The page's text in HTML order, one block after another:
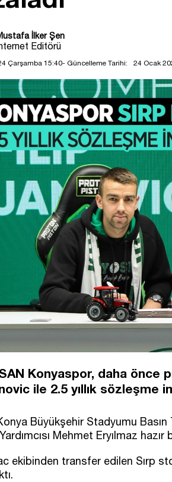
İlker Şen
Editörü
Çarşamba 15:40- Güncelleme Tarihi: 24 Ocak
Konyaspor, daha önce
ile 2.5 yıllık sözleşme
Büyükşehir Stadyumu
Mehmet Eryılmaz hazır
ekibinden transfer edilen Sırp